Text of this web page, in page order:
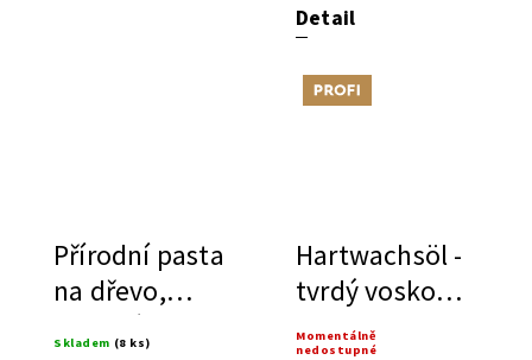
Detail
Přírodní pasta
na dřevo,
vhodná pro
Skladem (8 ks)
Tip
Hartwachsöl -
tvrdý voskový
olej
Momentálně
nedostupné